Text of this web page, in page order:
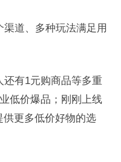
道、多种玩法满足用
还有1元购商品等多重
低价爆品；刚刚上线
供更多低价好物的选